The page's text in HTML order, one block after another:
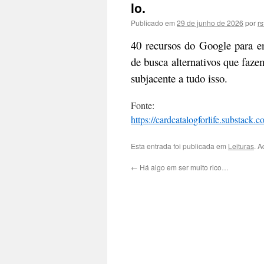
lo.
Publicado em 29 de junho de 2026 por
40 recursos do Google para
de busca alternativos que
subjacente a tudo isso.
Fonte:
https://
Esta entrada foi publicada em Leituras.
← Há algo em ser muito rico…